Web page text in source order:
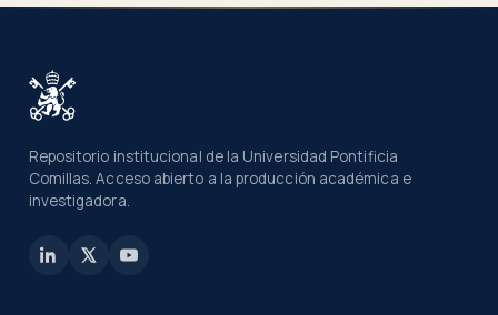
Repositorio institucional de la Universidad Pontificia
Comillas. Acceso abierto a la producción académica e
investigadora.